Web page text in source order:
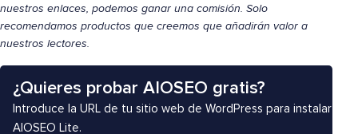
nuestros enlaces, podemos ganar una comisión. Solo
recomendamos productos que creemos que añadirán valor a
nuestros lectores.
¿Quieres probar AIOSEO gratis?
Introduce la URL de tu sitio web de WordPress para instalar
AIOSEO Lite.